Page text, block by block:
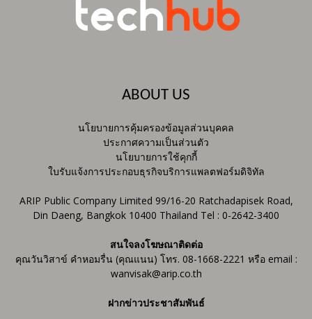
ABOUT US
นโยบายการคุ้มครองข้อมูลส่วนบุคคล
ประกาศความเป็นส่วนตัว
นโยบายการใช้คุกกี้
ใบรับแจ้งการประกอบธุรกิจบริการแพลตฟอร์มดิจิทัล
ARIP Public Company Limited 99/16-20 Ratchadapisek Road,
Din Daeng, Bangkok 10400 Thailand Tel : 0-2642-3400
สนใจลงโฆษณาติดต่อ
คุณวันวิสาข์ คำหอมรื่น (คุณแนน) โทร. 08-1668-2221 หรือ email :
wanvisak@arip.co.th
ฝากข่าวประชาสัมพันธ์